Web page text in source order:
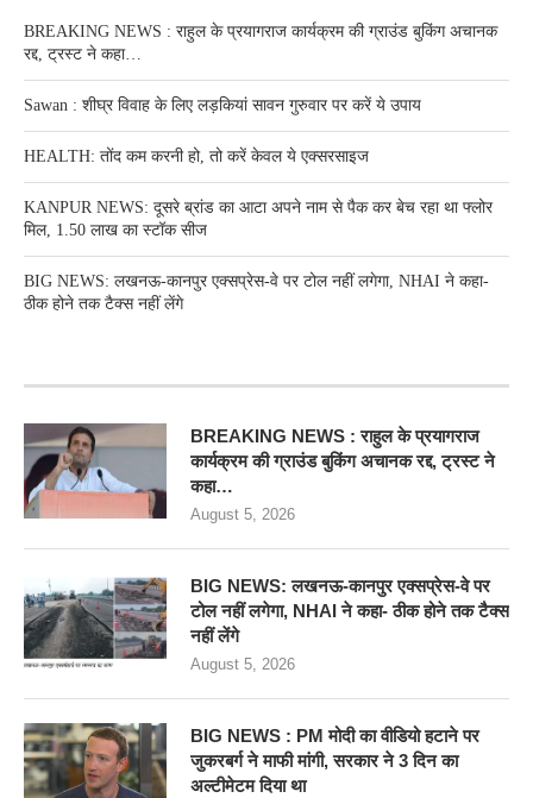
BREAKING NEWS : राहुल के प्रयागराज कार्यक्रम की ग्राउंड बुकिंग अचानक
रद्द, ट्रस्ट ने कहा…
Sawan : शीघ्र विवाह के लिए लड़कियां सावन गुरुवार पर करें ये उपाय
HEALTH: तोंद कम करनी हो, तो करें केवल ये एक्सरसाइज
KANPUR NEWS: दूसरे ब्रांड का आटा अपने नाम से पैक कर बेच रहा था फ्लोर
मिल, 1.50 लाख का स्टॉक सीज
BIG NEWS: लखनऊ-कानपुर एक्सप्रेस-वे पर टोल नहीं लगेगा, NHAI ने कहा-
ठीक होने तक टैक्स नहीं लेंगे
BREAKING NEWS : राहुल के प्रयागराज
कार्यक्रम की ग्राउंड बुकिंग अचानक रद्द, ट्रस्ट ने
कहा…
August 5, 2026
BIG NEWS: लखनऊ-कानपुर एक्सप्रेस-वे पर
टोल नहीं लगेगा, NHAI ने कहा- ठीक होने तक टैक्स
नहीं लेंगे
August 5, 2026
BIG NEWS : PM मोदी का वीडियो हटाने पर
जुकरबर्ग ने माफी मांगी, सरकार ने 3 दिन का
अल्टीमेटम दिया था